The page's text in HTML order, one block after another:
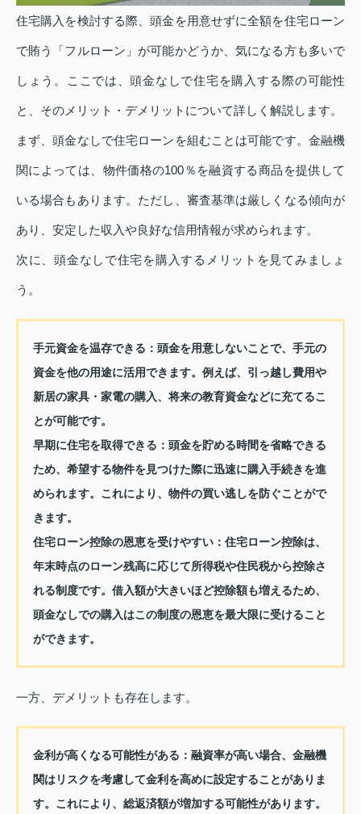
住宅購入を検討する際、頭金を用意せずに全額を住宅ローン
で賄う「フルローン」が可能かどうか、気になる方も多いで
しょう。ここでは、頭金なしで住宅を購入する際の可能性
と、そのメリット・デメリットについて詳しく解説します。
まず、頭金なしで住宅ローンを組むことは可能です。金融機
関によっては、物件価格の100％を融資する商品を提供して
いる場合もあります。ただし、審査基準は厳しくなる傾向が
あり、安定した収入や良好な信用情報が求められます。
次に、頭金なしで住宅を購入するメリットを見てみましょ
う。
手元資金を温存できる ：頭金を用意しないことで、手元の
資金を他の用途に活用できます。例えば、引っ越し費用や
新居の家具・家電の購入、将来の教育資金などに充てるこ
とが可能です。
早期に住宅を取得できる ：頭金を貯める時間を省略できる
ため、希望する物件を見つけた際に迅速に購入手続きを進
められます。これにより、物件の買い逃しを防ぐことがで
きます。
住宅ローン控除の恩恵を受けやすい：住宅ローン控除は、
年末時点のローン残高に応じて所得税や住民税から控除さ
れる制度です。借入額が大きいほど控除額も増えるため、
頭金なしでの購入はこの制度の恩恵を最大限に受けること
ができます。
一方、デメリットも存在します。
金利が高くなる可能性がある ：融資率が高い場合、金融機
関はリスクを考慮して金利を高めに設定することがありま
す。これにより、総返済額が増加する可能性があります。